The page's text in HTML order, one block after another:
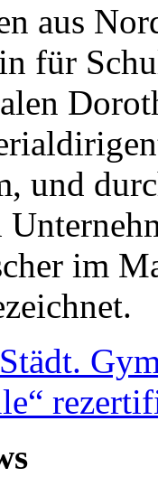
aus
für
und
im
Städt.